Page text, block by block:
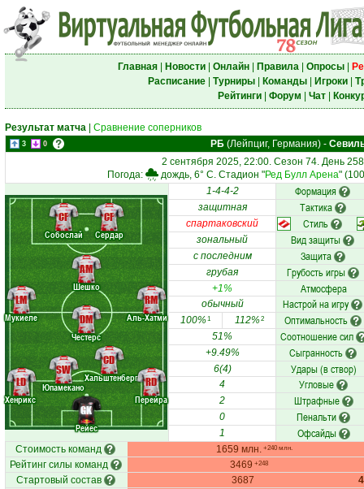
Главная| Новости| Онлайн| Правила| Опросы|
Расписание| Турниры| Команды| Игроки|
Рейтинги| Форум Чат|
Результат матча Сравнение соперников
3 0 РБ(Лейпциг, Германия)-
2 сентября 2025, 22:00. Сезон 74. День
Погода:
дождь, 6° C. Стадион "Ред Булл Арена"
Рейес
Хенрикс
Юпамекано
Хальштенберг
Перейра
Мукиеле
Честерс
Шешко
Аль-Хатми
Собослай Сердар
GK
LD
SW
CD
RD
LM
DM
AM
RM
CF CF
1-4-4-2 Формация
защитная Тактика
спартаковский Стиль
зональный Вид защиты
с последним Защита
грубая Грубость игры
+1% Атмосфера
обычный Настрой на игру
100%1 112%2 Оптимальность
51% Соотношение сил
+9.49% Сыгранность
6(4) Удары (в створ)
4 Угловые
2 Штрафные
0 Пенальти
1 Офсайды
Стоимость команд 1659 млн. +240 млн.
Рейтинг силы команд 3469 +248
Стартовый состав 3687